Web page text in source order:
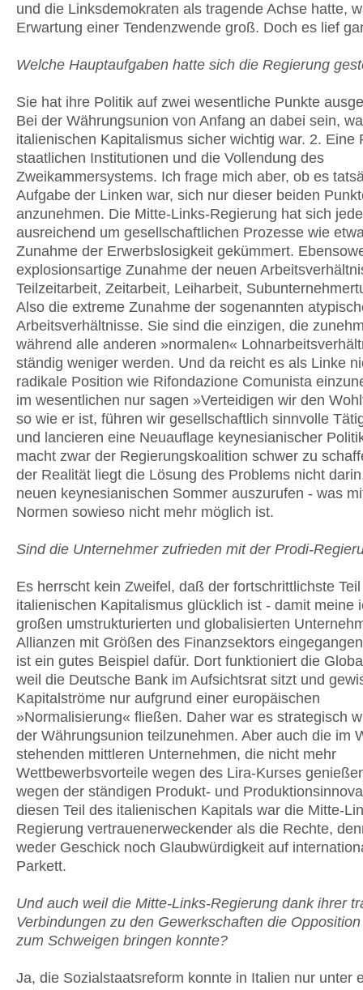
und die Linksdemokraten als tragende Achse hatte,
Erwartung einer Tendenzwende groß. Doch es lief
Welche Hauptaufgaben hatte sich die Regierung
Sie hat ihre Politik auf zwei wesentliche Punkte
Bei der Währungsunion von Anfang an dabei sein,
italienischen Kapitalismus sicher wichtig war. 2. Eine
staatlichen Institutionen und die Vollendung des
Zweikammersystems. Ich frage mich aber, ob es
Aufgabe der Linken war, sich nur dieser beiden
anzunehmen. Die Mitte-Links-Regierung hat sich
ausreichend um gesellschaftlichen Prozesse wie
Zunahme der Erwerbslosigkeit gekümmert.
explosionsartige Zunahme der neuen
Teilzeitarbeit, Zeitarbeit, Leiharbeit,
Also die extreme Zunahme der sogenannten
Arbeitsverhältnisse. Sie sind die einzigen, die
während alle anderen »normalen«
ständig weniger werden. Und da reicht es als Linke
radikale Position wie Rifondazione Comunista
im wesentlichen nur sagen »Verteidigen wir den
so wie er ist, führen wir gesellschaftlich sinnvolle
und lancieren eine Neuauflage keynesianischer
macht zwar der Regierungskoalition schwer zu
der Realität liegt die Lösung des Problems nicht
neuen keynesianischen Sommer auszurufen - was
Normen sowieso nicht mehr möglich ist.
Sind die Unternehmer zufrieden mit der Prodi-
Es herrscht kein Zweifel, daß der fortschrittlichste
italienischen Kapitalismus glücklich ist - damit meine
großen umstrukturierten und globalisierten
Allianzen mit Größen des Finanzsektors
ist ein gutes Beispiel dafür. Dort funktioniert die
weil die Deutsche Bank im Aufsichtsrat sitzt und
Kapitalströme nur aufgrund einer europäischen
»Normalisierung« fließen. Daher war es strategisch
der Währungsunion teilzunehmen. Aber auch die im
stehenden mittleren Unternehmen, die nicht mehr
Wettbewerbsvorteile wegen des Lira-Kurses
wegen der ständigen Produkt- und
diesen Teil des italienischen Kapitals war die Mitte-
Regierung vertrauenerweckender als die Rechte,
weder Geschick noch Glaubwürdigkeit auf
Parkett.
Und auch weil die Mitte-Links-Regierung dank ihrer
Verbindungen zu den Gewerkschaften die
zum Schweigen bringen konnte?
Ja, die Sozialstaatsreform konnte in Italien nur unter